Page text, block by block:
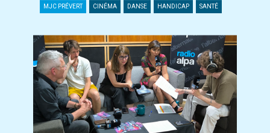
MJC PRÉVERT CINÉMA DANSE HANDICAP SANTÉ